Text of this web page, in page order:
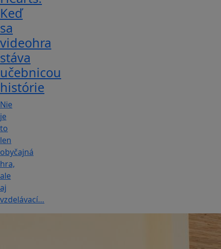
Keď
sa
videohra
stáva
učebnicou
histórie
Nie
je
to
len
obyčajná
hra,
ale
aj
vzdelávací…